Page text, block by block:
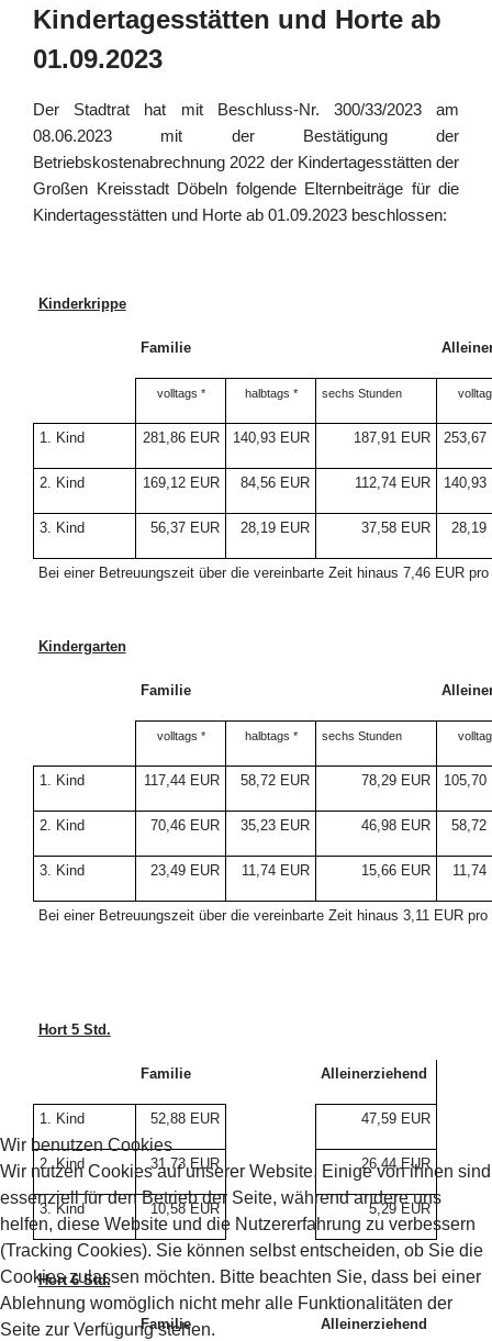
Kindertagesstätten und Horte ab
01.09.2023
Der Stadtrat hat mit Beschluss-Nr. 300/33/2023 am
08.06.2023 mit der Bestätigung der
Betriebskostenabrechnung 2022 der Kindertagesstätten der
Großen Kreisstadt Döbeln folgende Elternbeiträge für die
Kindertagesstätten und Horte ab 01.09.2023 beschlossen:
Kinderkrippe
Familie
volltags * halbtags * sechs Stunden
1. Kind 281,86 EUR 140,93 EUR 187,91 EUR 253,67
2. Kind 169,12 EUR 84,56 EUR 112,74 EUR 140,93
3. Kind 56,37 EUR 28,19 EUR 37,58 EUR 28,19
Bei einer Betreuungszeit über die vereinbarte Zeit hinaus 7,46 EUR
Kindergarten
Familie
volltags * halbtags * sechs Stunden
1. Kind 117,44 EUR 58,72 EUR 78,29 EUR 105,70
2. Kind 70,46 EUR 35,23 EUR 46,98 EUR 58,72
3. Kind 23,49 EUR 11,74 EUR 15,66 EUR 11,74
Bei einer Betreuungszeit über die vereinbarte Zeit hinaus 3,11 EUR
Hort 5 Std.
Familie Alleinerziehend
1. Kind 52,88 EUR 47,59 EUR
2. Kind 31,73 EUR 26,44 EUR
3. Kind 10,58 EUR 5,29 EUR
Hort 6 Std.
Familie Alleinerziehend
Wir benutzen Cookies
Wir nutzen Cookies auf unserer Website. Einige von ihnen sind
essenziell für den Betrieb der Seite, während andere uns
helfen, diese Website und die Nutzererfahrung zu verbessern
(Tracking Cookies). Sie können selbst entscheiden, ob Sie die
Cookies zulassen möchten. Bitte beachten Sie, dass bei einer
Ablehnung womöglich nicht mehr alle Funktionalitäten der
Seite zur Verfügung stehen.